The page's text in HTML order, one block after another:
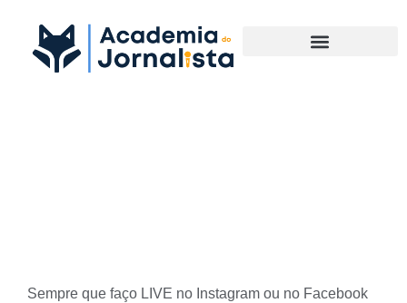
Sempre que faço LIVE no Instagram ou no Facebook